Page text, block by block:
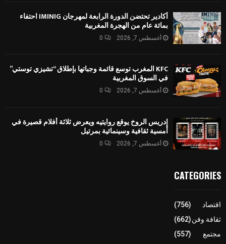
أكادير تحتضن الدورة الرابعة لمهرجان IMINIG احتفاء
بمائة عام من الهجرة المغربية
أغسطس 7, 2026 0
KFC المغرب توسع قائمة وجباتها بإطلاق “تشيزي توستي”
في السوق المغربية
أغسطس 7, 2026 0
إدريس الروخ يوقع روايتيه ويعرض ثلاثة أفلام قصيرة في
أمسية ثقافية وسينمائية بمرتيل
أغسطس 7, 2026 0
CATEGORIES
اقتصاد
(756)
ثقافة وفن(662)
مجتمع
(557)